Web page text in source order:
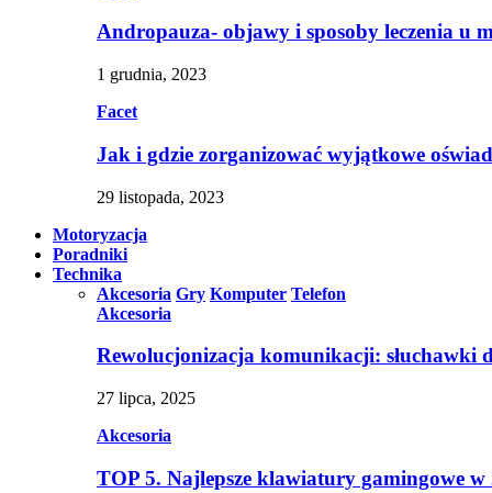
Andropauza- objawy i sposoby leczenia u
1 grudnia, 2023
Facet
Jak i gdzie zorganizować wyjątkowe
29 listopada, 2023
Motoryzacja
Poradniki
Technika
Akcesoria Gry Komputer Telefon
Akcesoria
Rewolucjonizacja komunikacji: słuchawki
27 lipca, 2025
Akcesoria
TOP 5. Najlepsze klawiatury gamingowe w